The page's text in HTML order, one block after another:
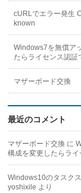
cURLでエラー発生
known
Windows7を無償ア
たらライセンス認証
マザーボード交換
最近のコメント
マザーボード交換 に
構成を変更したらラ
Windows10のタスク
yoshixile より